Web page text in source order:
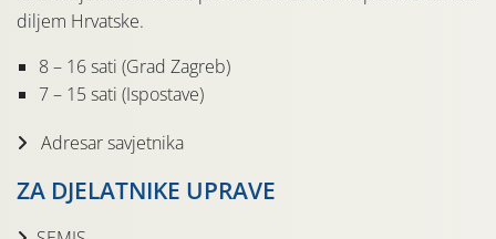
diljem Hrvatske.
8 – 16 sati (Grad Zagreb)
7 – 15 sati (Ispostave)
Adresar savjetnika
ZA DJELATNIKE UPRAVE